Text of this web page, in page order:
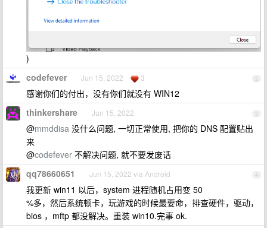
)
2
codefever Jun 15, 2022 3
感谢你们的付出，没有你们就没有 WIN12
3
thinkershare Jun 15, 2022
@mmddisa 没什么问题, 一切正常使用, 把你的 DNS 配置贴出
来
@codefever 不解决问题, 就不要发废话
4
qq78660651 Jun 15, 2022 via Android
我更新 win11 以后，system 进程随机占用变 50
%多，然后系统顿卡，玩游戏的时候最要命，排查硬件，驱动，
bios ，mftp 都没解决。重装 win10.完事 ok.